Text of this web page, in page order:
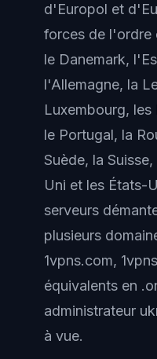
d'Europol et
forces de l'ordre
le Danemark,
l'Allemagne, la
Luxembourg,
le Portugal, la
Suède, la
Uni et les États-
serveurs
plusieurs
1vpns.com,
équivalents en
administrateur
à vue.